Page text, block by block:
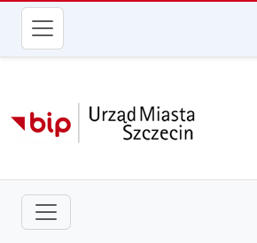
przejdź do głównego menu